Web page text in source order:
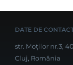
DATE DE
str. Moților nr.3,
Cluj, România